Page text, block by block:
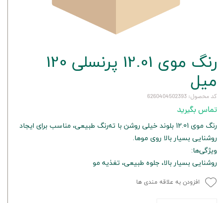
رنگ موی 12.01 پرنسلی 120
میل
کد محصول: 6260404502393
تماس بگیرید
رنگ موی 12.01 بلوند خیلی روشن با ته‌رنگ طبیعی، مناسب برای ایجاد
روشنایی بسیار بالا روی موها.
ویژگی‌ها:
روشنایی بسیار بالا، جلوه طبیعی، تغذیه مو
افزودن به علاقه مندی ها